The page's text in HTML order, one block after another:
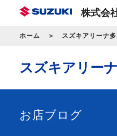
株式会
ホーム スズキアリーナ
スズキアリー
お店ブログ